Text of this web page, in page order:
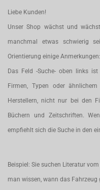
Liebe Kunden!
Unser Shop wächst und
manchmal etwas schwierig
Orientierung einige Anmerkungen:
Das Feld -Suche- oben links
Firmen, Typen oder
Herstellern, nicht nur bei den
Büchern und Zeitschriften.
empfiehlt sich die Suche in den
Beispiel: Sie suchen Literatur
man wissen, wann das Fahrzeug